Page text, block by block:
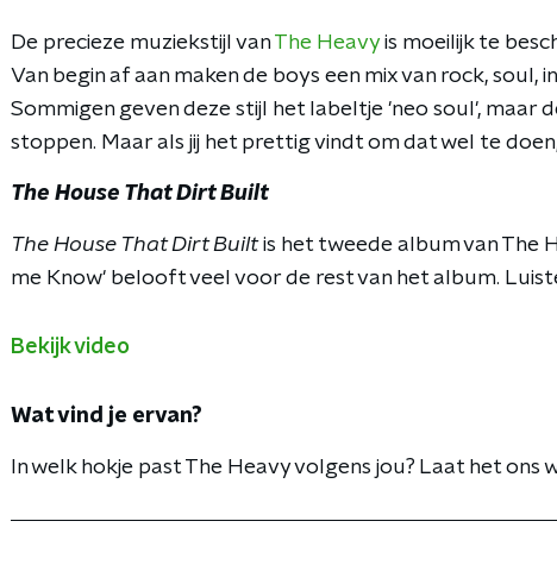
De precieze muziekstijl van The Heavyis moeilijk te
Van begin af aan maken de boys een mix van rock,
Sommigen geven deze stijl het labeltje 'neo soul', maar
stoppen. Maar als jij het prettig vindt om dat wel te
The House That Dirt Built
The House That Dirt Builtis het tweede album van The
me Know' belooft veel voor de rest van het album.
Bekijk video
Wat vind je ervan?
In welk hokje past The Heavy volgens jou? Laat het ons